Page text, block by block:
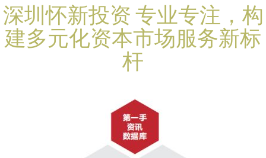
深圳怀新投资 专业专注，构
建多元化资本市场服务新标
杆